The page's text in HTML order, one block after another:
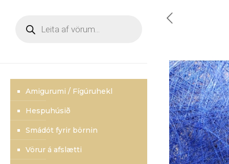
search
Amigurumi / Fígúruhekl
Hespuhúsið
Smádót fyrir börnin
Vörur á afslætti